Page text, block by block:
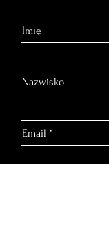
Imię
Nazwisko
Email